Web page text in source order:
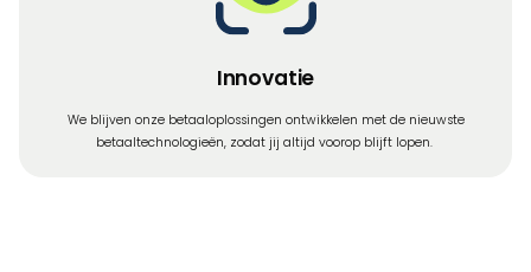
Innovatie
We blijven onze betaaloplossingen ontwikkelen met de nieuwste
betaaltechnologieën, zodat jij altijd voorop blijft lopen.